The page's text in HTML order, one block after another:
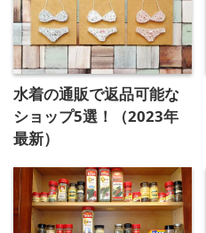
水着の通販で返品可能な
ショップ5選！（2023年
最新）